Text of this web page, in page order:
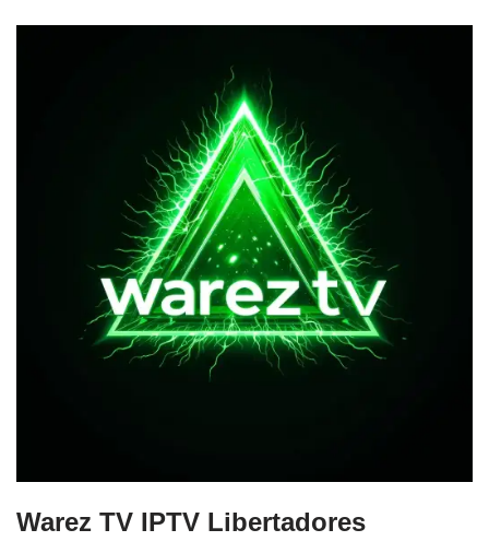
Warez TV IPTV Libertadores